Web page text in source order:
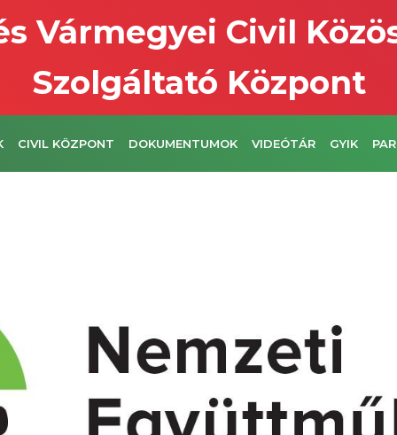
Vármegyei Civil
Szolgáltató Központ
CIVIL KÖZPONT DOKUMENTUMOK VIDEÓTÁR GYIK